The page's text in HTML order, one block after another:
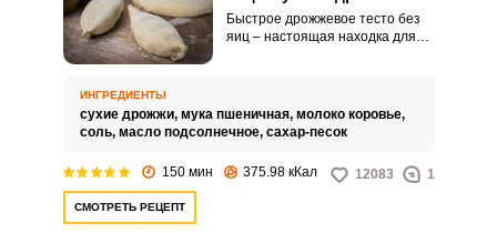
Быстрое дрожжевое тесто без
яиц – настоящая находка для
ИНГРЕДИЕНТЫ
сухие дрожжи, мука пшеничная, молоко коровье,
соль, масло подсолнечное, сахар-песок
150 мин 375.98 кКал 12083 1
СМОТРЕТЬ РЕЦЕПТ